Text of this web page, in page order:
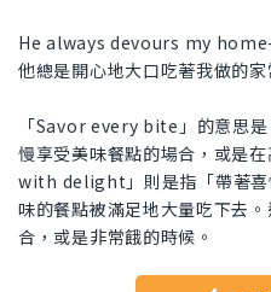
He always devours my
他總是開心地大口吃著我做的家
「Savor every bite」的意思
慢享受美味餐點的場合，或是
with delight」則是指「帶著喜
味的餐點被滿足地大量吃下去
合，或是非常餓的時候。